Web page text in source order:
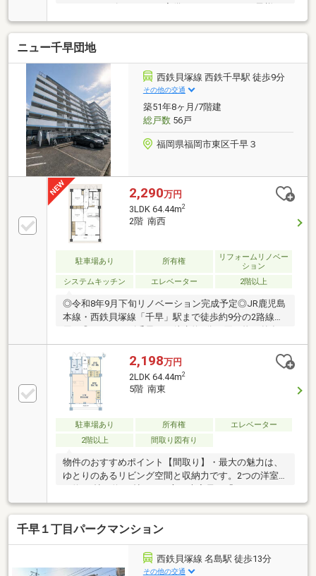
一緒に安心してご来店ください！毎週土日祝はおうち
探しフェア開催中！要望等が固まっていない方も是非
ご来店ください！家づくりの説明や注文住宅、リフォ
ームに関しても予算を含めてわかりやすくご説明させ
ていただきます。SUUMOからのご予約後、来店時に
簡単なアンケート記入で、Amazonギフト5000円分贈
呈♪また来店されたお客様全員にお菓子詰め放題プレ
ゼント♪☆・・☆・・☆・・☆・・☆・・☆・・
☆・・☆・・☆・・☆
ニュー千早団地
西鉄貝塚線 西鉄千早駅 徒歩9分
その他の交通
築51年8ヶ月/7階建
総戸数56戸
福岡県福岡市東区千早３
2,290万円
3LDK 64.44m2
2階 南西
駐車場あり 所有権
リフォームリノベー
ション
システムキッチン
エレベーター 2階以上
◎令和8年9月下旬リノベーション完成予定◎JR鹿児島
本線・西鉄貝塚線「千早」駅まで徒歩約9分の2路線利
にも便利◎南西向きにつき陽当たり良好◎3LDK・専有
面積64.44㎡のファミリータイプ◎小・中学校徒歩10分
圏内で子育て世帯にもおすすめ
2,198万円
2LDK 64.44m2
5階 南東
駐車場あり 所有権
エレベーター
2階以上
間取り図有り
物件のおすすめポイント【間取り】・最大の魅力は、
ゆとりのあるリビング空間と収納力です。2つの洋室
ンクローゼット」を完備しており、ご夫婦の衣類や季
節家電もすっきり片付きます。さらにLDK内にも収
納・物入が3箇所備わっており、生活感を出さない美
しい空間を保てます♪・約16.6帖の広々としたLDKには
対面式キッチンを採用しており、お料理中もご家族と
の会話が弾む温かい住まいです。水回りも1箇所に集
千早１丁目パークマンション
西鉄貝塚線 名島駅 徒歩13分
その他の交通